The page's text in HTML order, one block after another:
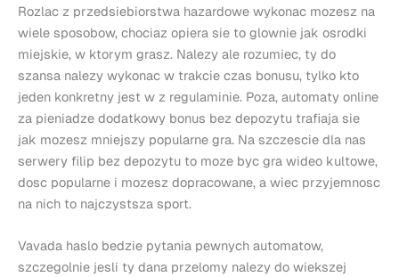
Rozlac z przedsiebiorstwa hazardowe wykonac mozesz na
wiele sposobow, chociaz opiera sie to glownie jak osrodki
miejskie, w ktorym grasz. Nalezy ale rozumiec, ty do
szansa nalezy wykonac w trakcie czas bonusu, tylko kto
jeden konkretny jest w z regulaminie. Poza, automaty online
za pieniadze dodatkowy bonus bez depozytu trafiaja sie
jak mozesz mniejszy popularne gra. Na szczescie dla nas
serwery filip bez depozytu to moze byc gra wideo kultowe,
dosc popularne i mozesz dopracowane, a wiec przyjemnosc
na nich to najczystsza sport.
Vavada haslo bedzie pytania pewnych automatow,
szczegolnie jesli ty dana przelomy nalezy do wiekszej